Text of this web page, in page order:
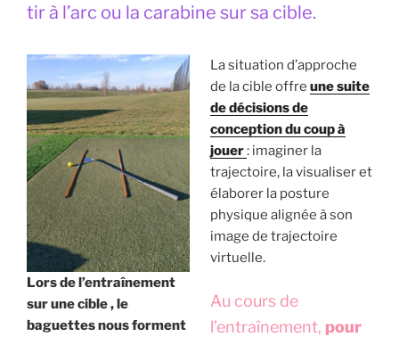
tir à l’arc ou la carabine sur sa cible.
Lors de l’entraînement
sur une cible , le
baguettes nous forment
La situation d’approche
de la cible offre une suite
de décisions de
conception du coup à
jouer: imaginer la
trajectoire, la visualiser et
élaborer la posture
physique alignée à son
image de trajectoire
virtuelle.
Au cours de
l’entraînement, pour